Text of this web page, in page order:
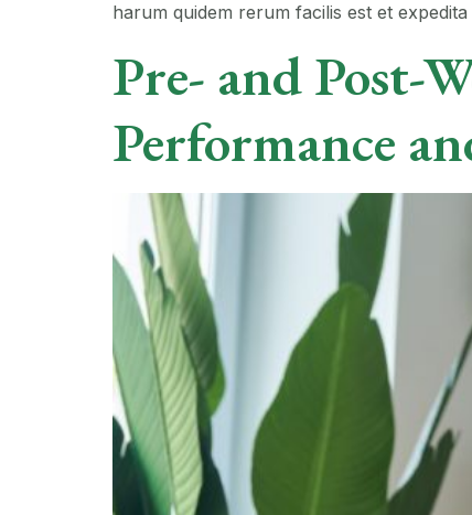
harum quidem rerum facilis est et expedita
Pre- and
Performance